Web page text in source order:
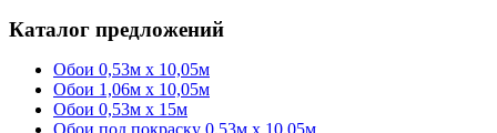
Каталог предложений
Обои 0,53м x 10,05м
Обои 1,06м х 10,05м
Обои 0,53м x 15м
Обои под покраску 0,53м x 10,05м